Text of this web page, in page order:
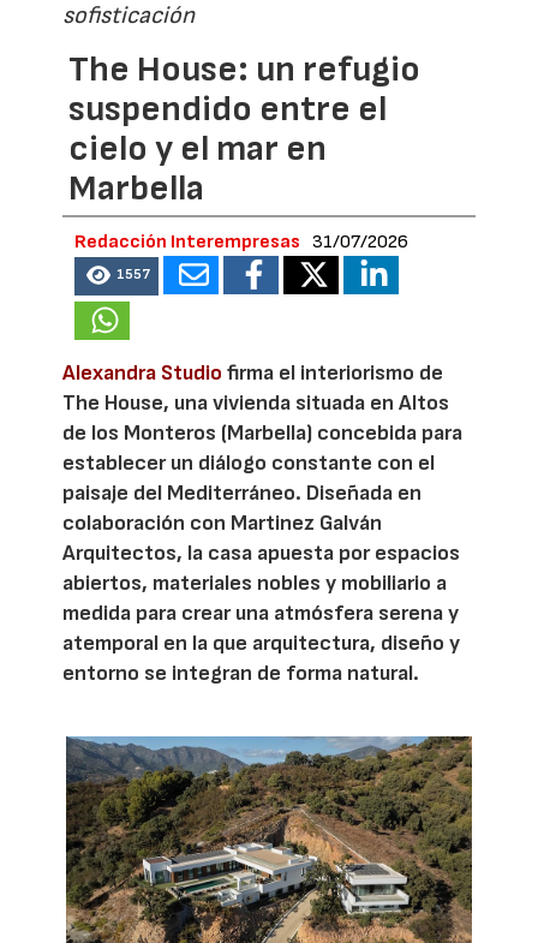
sofisticación
The House: un refugio
suspendido entre el
cielo y el mar en
Marbella
Redacción Interempresas 31/07/2026
1557
Alexandra Studio firma el interiorismo de
The House, una vivienda situada en Altos
de los Monteros (Marbella) concebida para
establecer un diálogo constante con el
paisaje del Mediterráneo. Diseñada en
colaboración con Martinez Galván
Arquitectos, la casa apuesta por espacios
abiertos, materiales nobles y mobiliario a
medida para crear una atmósfera serena y
atemporal en la que arquitectura, diseño y
entorno se integran de forma natural.